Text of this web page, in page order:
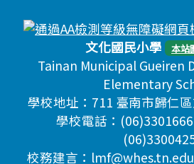
頁尾區域內容
文化國民小學 本站
Tainan Municipal Gueiren
Elementary
學校地址：711 臺南市歸仁
學校電話：
校務建言：